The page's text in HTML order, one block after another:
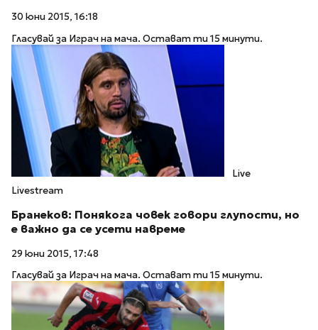
30 юни 2015, 16:18
Гласувай за Играч на мача. Остават ти 15 минути.
Live
Livestream
Бранеков: Понякога човек говори глупости, но
е важно да се усети навреме
29 юни 2015, 17:48
Гласувай за Играч на мача. Остават ти 15 минути.